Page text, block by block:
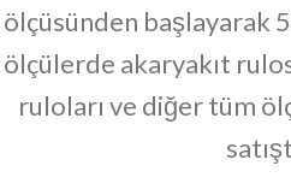
ölçüsünden başlayarak
ölçülerde akaryakıt
ruloları ve diğer tüm